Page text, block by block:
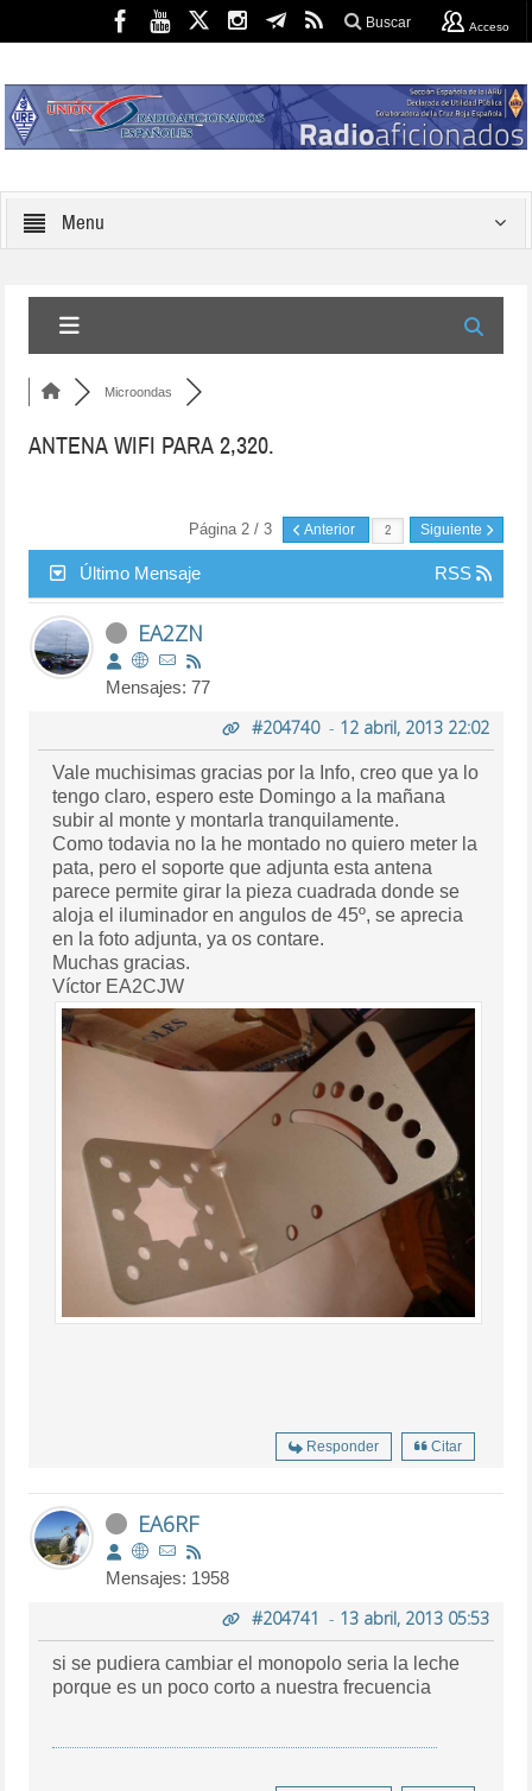
Buscar Acceso
Menu
Microondas
ANTENA WIFI PARA 2,320.
Página 2 / 3 Anterior Siguiente
Último Mensaje RSS
EA2ZN
Mensajes: 77
#204740- 12 abril, 2013 22:02
Vale muchisimas gracias por la Info, creo que ya lo
tengo claro, espero este Domingo a la mañana
subir al monte y montarla tranquilamente.
Como todavia no la he montado no quiero meter la
pata, pero el soporte que adjunta esta antena
parece permite girar la pieza cuadrada donde se
aloja el iluminador en angulos de 45º, se aprecia
en la foto adjunta, ya os contare.
Muchas gracias.
Víctor EA2CJW
Responder Citar
EA6RF
Mensajes: 1958
#204741 - 13 abril, 2013 05:53
si se pudiera cambiar el monopolo seria la leche
porque es un poco corto a nuestra frecuencia